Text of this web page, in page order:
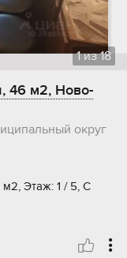
1из18
46 м2, Ново-
округ
Этаж: 1 / 5, С